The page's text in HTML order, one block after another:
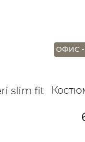
slim fit
ОФИС -